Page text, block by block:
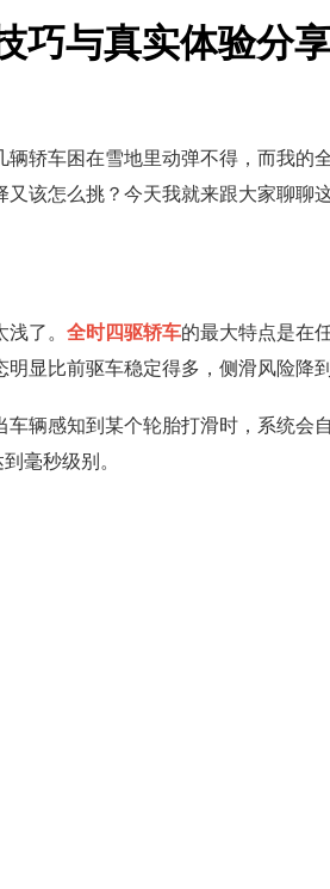
巧与真实体验分
辆轿车困在雪地里动弹不得，而我
该怎么挑？今天我就来跟大家聊聊这
了。 全时四驱轿车的最大特点是在
显比前驱车稳定得多，侧滑风险降到
辆感知到某个轮胎打滑时，系统
毫秒级别。